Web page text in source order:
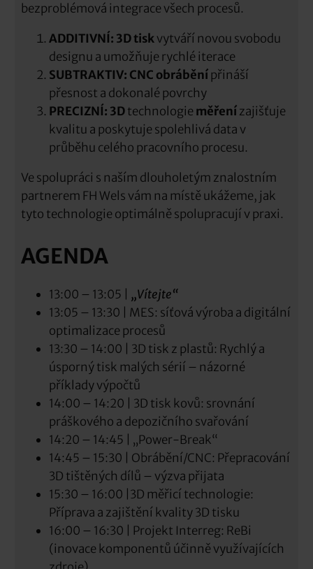
bezproblémová integrace všech procesů.
ADDITIVNÍ: 3D tiskvytváří novou svobodu
designu a umožňuje rychlé iterace
SUBTRAKTIV: CNC obráběnípřináší
přesnost a dokonalé povrchy
PRECIZNÍ: 3Dtechnologie měřenízajišťuje
kvalitu a poskytuje spolehlivá data v
průběhu celého pracovního procesu.
Ve spolupráci s naším dlouholetým znalostním
partnerem FH Wels vám na místě ukážeme, jak
tyto technologie optimálně spolupracují v praxi.
AGENDA
13:00 – 13:05 |
„Vítejte“
13:05 – 13:30 | MES: síťová výroba a digitální
optimalizace procesů
13:30 – 14:00 | 3D tisk z plastů: Rychlý a
úsporný tisk malých sérií – názorné
příklady výpočtů
14:00 – 14:20 | 3D tisk kovů: srovnání
práškového a depozičního svařování
14:20 – 14:45 | „Power-Break“
14:45 – 15:30 | Obrábění/CNC: Přepracování
3D tištěných dílů – výzva přijata
15:30 – 16:00 |3D měřicí technologie:
Příprava a zajištění kvality 3D tisku
16:00 – 16:30 | Projekt Interreg: ReBi
(inovace komponentů účinně využívajících